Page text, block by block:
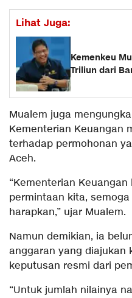
Lihat Juga:
Kemenkeu
Triliun dari
Mualem juga
Kementerian Keuangan
terhadap permohonan
Aceh.
“Kementerian
permintaan kita,
harapkan,” ujar Mualem.
Namun demikian, ia
anggaran yang diajukan
keputusan resmi dari
“Untuk jumlah nilainya